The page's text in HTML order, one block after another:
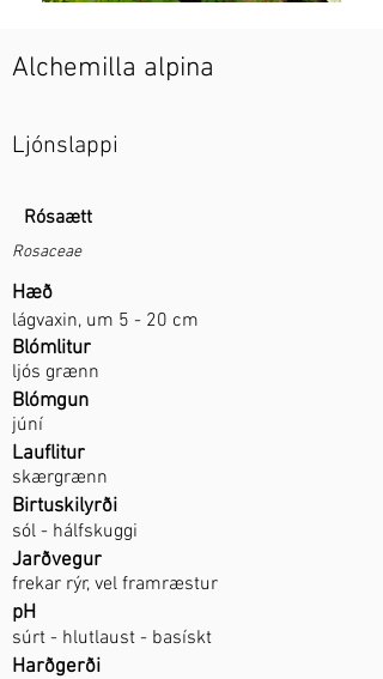
Alchemilla alpina
Ljónslappi
Rósaætt
Rosaceae
Hæð
lágvaxin, um 5 - 20 cm
Blómlitur
ljós grænn
Blómgun
júní
Lauflitur
skærgrænn
Birtuskilyrði
sól - hálfskuggi
Jarðvegur
frekar rýr, vel framræstur
pH
súrt - hlutlaust - basískt
Harðgerði